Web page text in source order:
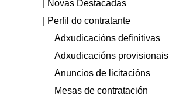
| Novas Destacadas
| Perfil do contratante
Adxudicacións definitivas
Adxudicacións provisionais
Anuncios de licitacións
Mesas de contratación